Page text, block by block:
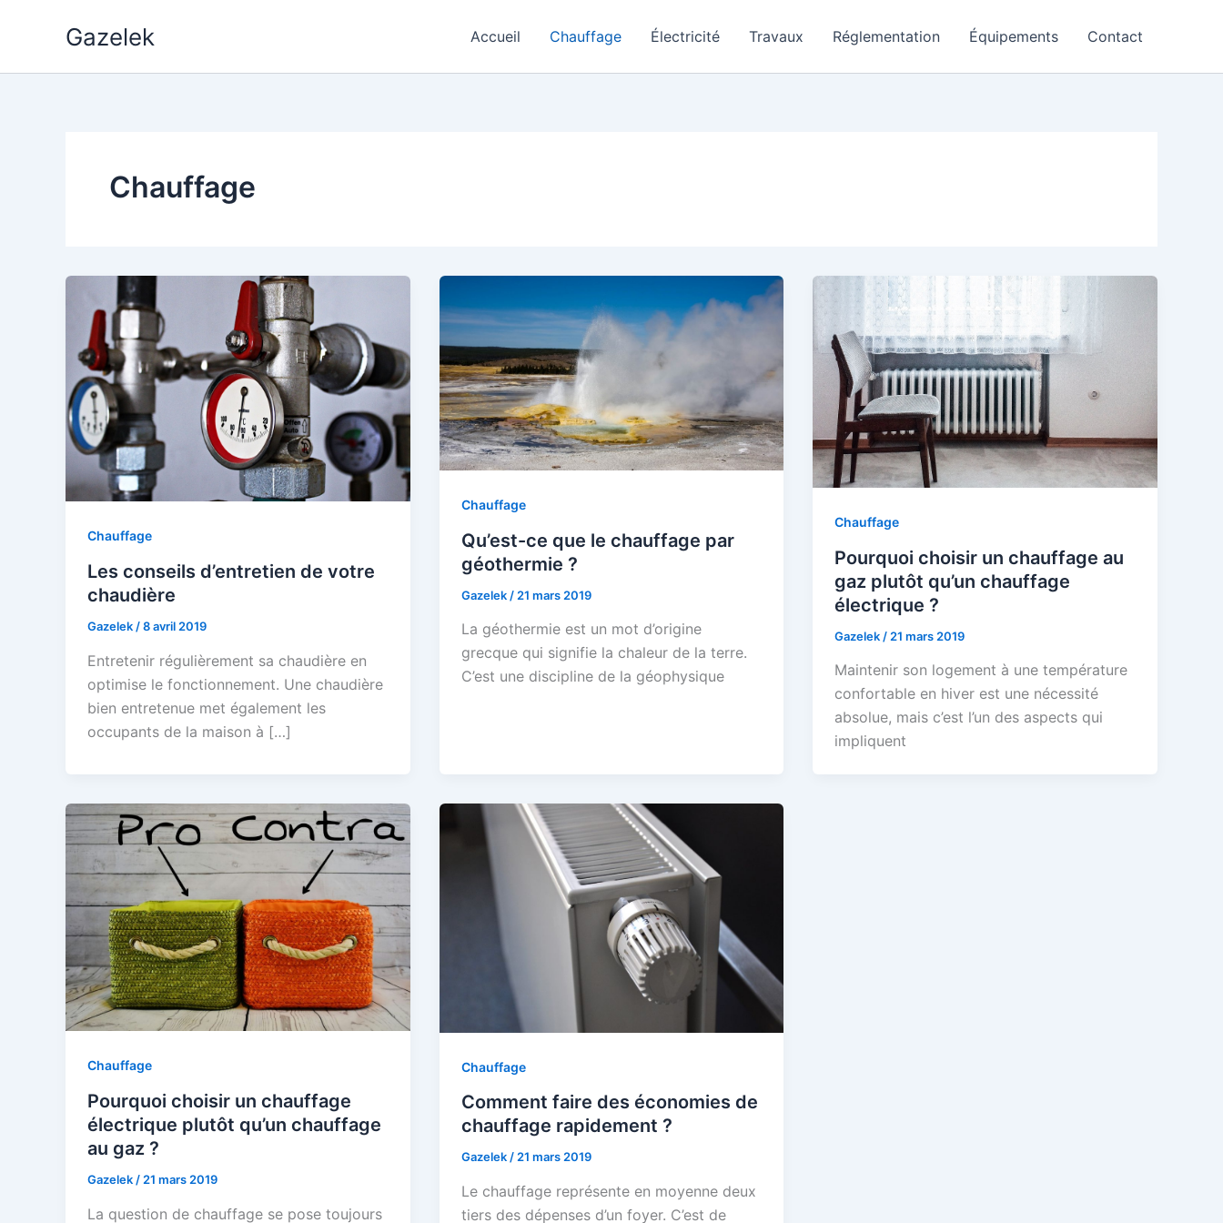
Gazelek Accueil Chauffage Électricité Travaux Réglementation Équipements Contact
Chauffage
Chauffage
Les conseils d’entretien de votre
chaudière
Gazelek/8 avril 2019
Entretenir régulièrement sa chaudière en
optimise le fonctionnement. Une chaudière
bien entretenue met également les
occupants de la maison à […]
Chauffage
Qu’est-ce que le chauffage par
géothermie ?
Gazelek / 21 mars 2019
La géothermie est un mot d’origine
grecque qui signifie la chaleur de la terre.
C’est une discipline de la géophysique
Chauffage
Pourquoi choisir un chauffage au
gaz plutôt qu’un chauffage
électrique ?
Gazelek / 21 mars 2019
Maintenir son logement à une température
confortable en hiver est une nécessité
absolue, mais c’est l’un des aspects qui
impliquent
Chauffage
Pourquoi choisir un chauffage
électrique plutôt qu’un chauffage
au gaz ?
Gazelek / 21 mars 2019
La question de chauffage se pose toujours
Chauffage
Comment faire des économies de
chauffage rapidement ?
Gazelek/21 mars 2019
Le chauffage représente en moyenne deux
tiers des dépenses d’un foyer. C’est de